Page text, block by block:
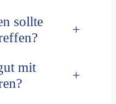
sollte
+
mit
+